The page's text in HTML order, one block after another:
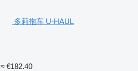
多莉拖车 U-HAUL
≈ €182.40